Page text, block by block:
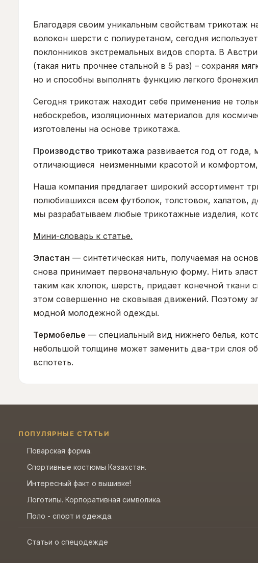
Благодаря своим уникальным свойствам трикотаж
волокон шерсти с полиуретаном, сегодня
поклонников экстремальных видов спорта. В
(такая нить прочнее стальной в 5 раз) – сохраняя
но и способны выполнять функцию легкого
Сегодня трикотаж находит себе применение не
небоскребов, изоляционных материалов для
изготовлены на основе трикотажа.
Производство трикотажа развивается год от
отличающиеся неизменными красотой и
Наша компания предлагает широкий ассортимент
полюбившихся всем футболок, толстовок,
мы разрабатываем любые трикотажные изделия,
Мини-словарь к статье.
Эластан — синтетическая нить, получаемая на
снова принимает первоначальную форму. Нить
таким как хлопок, шерсть, придает конечной ткани
этом совершенно не сковывая движений. Поэтому
модной молодежной одежды.
Термобелье — специальный вид нижнего белья,
небольшой толщине может заменить два-три слоя
вспотеть.
ПОПУЛЯРНЫЕ СТАТЬИ
Поварская форма.
Спортивные костюмы Казахстан.
Интересный факт о вышивке!
Логотипы. Корпоративная символика.
Поло - спорт и одежда.
Статьи о спецодежде